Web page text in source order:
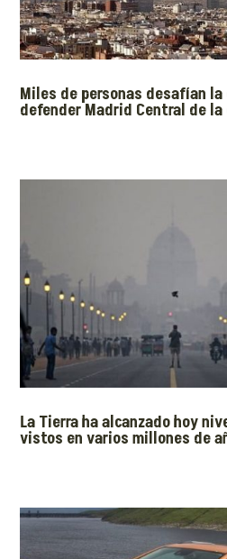
Miles de personas desafían la
defender Madrid Central de
La Tierra ha alcanzado hoy
vistos en varios millones de